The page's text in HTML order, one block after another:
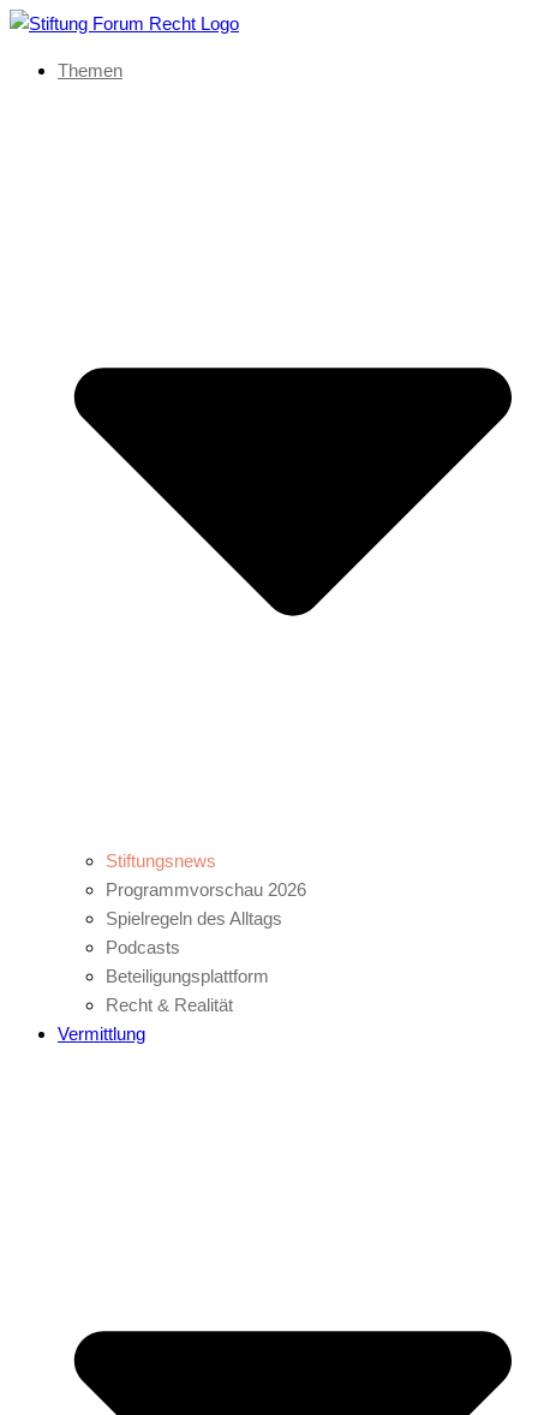
Themen
Stiftungsnews
Programmvorschau 2026
Spielregeln des Alltags
Podcasts
Beteiligungsplattform
Recht & Realität
Vermittlung